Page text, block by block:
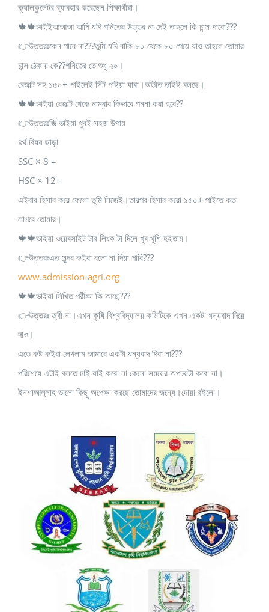
ক্যালকুলেটর ব্যাবহার করেছেন শিক্ষার্থীরা।
🍁🍁ভাইইআআআ আমি যদি গনিতের উত্তর না দেই তাহলে কি চান্স পাবো???
👉উত্তরঃকেন পাবে না???তুমি যদি বাকি ৮০ থেকে ৮০ পেয়ে যাও তাহলে তোমার
চান্স ঠেকায় কে??গনিতের তে শুধু ২০।
রেজাল্ট সহ ১৫০+ পাইলেই সিট পাইয়া যাবা।অতীত তাইই বলছে।
🍁🍁ভাইয়া রেজাল্ট থেকে নাম্বার কিভাবে গননা করা হবে??
👉উত্তরঃজি ভাইয়া খুবই সহজ উপায়
৪র্থ বিষয় ছাড়া
SSC × 8 =
HSC × 12=
এইবার হিসাব করে ফেলো তুমি নিজেই।তারপর হিসাব করো ১৫০+ পাইতে কত
লাগবে তোমার।
🍁🍁ভাইয়া ওয়েবসাইট টার লিংক টা দিলে খুব খুশি হইতাম।
👉উত্তরঃএত সুন্দর কইরা বলো না দিয়া পারি???
www.admission-agri.org
🍁🍁ভাইয়া লিখিত পরীক্ষা কি আছে???
👉উত্তরঃ জ্বী না।এখন কৃষি বিশ্ববিদ্যালয় কমিটিকে এখন একটা ধন্যবাদ দিয়ে
দাও।
এতে কষ্ট কইরা লেখলাম আমারে একটা ধন্যবাদ দিবা না???
পরিশেষে এটাই বলতে চাই যাই করো না কেনো সময়ের অপচয়টা করো না।
ইনশাআল্লাহ ভালো কিছু অপেক্ষা করছে তোমাদের জন্যে।দোয়া রইলো।